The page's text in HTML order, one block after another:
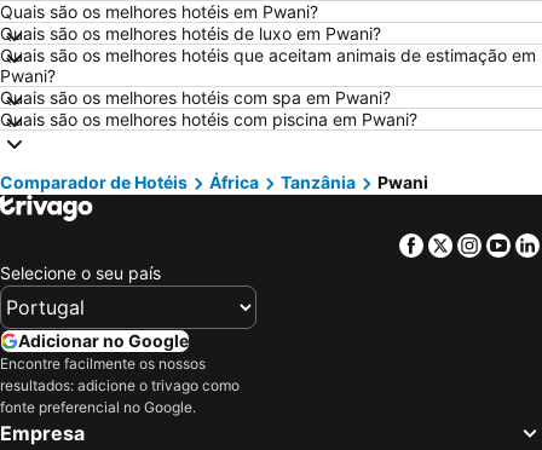
Hotéis em Porto Santo
Hotéis em Isla Canela
Hotéis em Sangenjo
Hotéis em Vila Nova de Milfontes
Hotéis em Vilamoura
Hotéis em Vigo
Hotéis em Roma
Hotéis em Centro de Portugal
Hotéis em Maiorca
Hotéis em Andaluzia
Hotéis em Minorca
Hotéis em Ilha do Sal
Hotéis em Galiza
Hotéis em Douro
Hotéis em Serra da Estrela
Hotéis em Costa do Sol
Hotéis em Tenerife
Hotéis em São Miguel
Quais são os melhores hotéis em Pwani?
Quais são os melhores hotéis de luxo em Pwani?
Quais são os melhores hotéis que aceitam animais de estimação em
Pwani?
Quais são os melhores hotéis com spa em Pwani?
Quais são os melhores hotéis com piscina em Pwani?
Comparador de Hotéis África Tanzânia Pwani
Facebook
Twitter
Selecione o seu país
Adicionar no Google
Encontre facilmente os nossos
resultados: adicione o trivago como
fonte preferencial no Google.
Empresa